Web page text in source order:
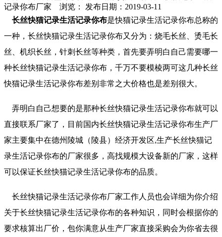
记录你布厂家 浏览：
发布日期：2019-03-11
长丝快猫记录生活记录你布是快猫记录生活记录你布总称的
一种，长丝快猫记录生活记录你布又分为：烧毛长丝、烫毛长
丝、机织长丝，针刺长丝等种类，首先要弄明白自己需要哪一
种长丝快猫记录生活记录你布，千万不要模棱两可这几种长丝
快猫记录生活记录你布差别非常之大价格也是差别很大。
弄明白自己想要的是那种长丝快猫记录生活记录你布就可以
直接联系厂家了，目前国内长丝快猫记录生活记录你布生产厂
家主要集中在德州陵城（陵县）经济开发区,生产长丝快猫记
录生活记录你布的厂家很多，高找规模大设备新的厂家，这样
可以保证长丝快猫记录生活记录你布的品质。
长丝快猫记录生活记录你布厂家工作人员也会详细为你介绍
关于长丝快猫记录生活记录你布的各种知识，同时会根据你的
要求核算出厂价，包你满意从生产厂家直接采购会为你省去很